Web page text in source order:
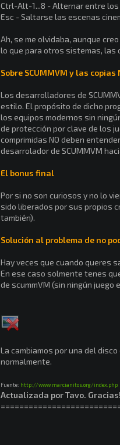
Ctrl-Alt-1...8 - Alternar entre
Esc - Saltarse las escenas
Ah, se me olvidaba, aunque
lo que para otros sistemas, las
Sobre SCUMMVM y las copias
Los desarrolladores de
estilo. El propósito de dicho
los equipos modernos sin
de protección por clave de los
comprimidas NO deben
desarrolador de SCUMMVM
El bonus final
Por si no son curiosos y no lo
sido liberados por sus propios
también).
Solución al problema de no
Hay veces que cuando queres
En ese caso solmente tenes
de scummVM (sin ningún juego
La cambiamos por una del
normalmente.
Fuente: http://www.marcianitos.org/index.php
Actualizada por Tavo. Gracias!